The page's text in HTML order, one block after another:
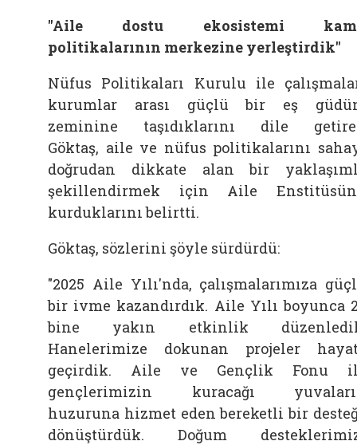
"Aile dostu ekosistemi
politikalarının merkezine yerleştirdik"
Nüfus Politikaları Kurulu ile
kurumlar arası güçlü bir eş
zeminine taşıdıklarını dile
Göktaş, aile ve nüfus politikalarını
doğrudan dikkate alan bir
şekillendirmek için
Aile
kurduklarını belirtti.
Göktaş, sözlerini şöyle sürdürdü:
"2025 Aile Yılı'nda, çalışmalarımıza
bir ivme kazandırdık. Aile Yılı boyunca
bine yakın etkinlik
Hanelerimize dokunan projeler
geçirdik.
Aile
ve Gençlik Fonu
gençlerimizin kuracağı
huzuruna hizmet eden bereketli bir
dönüştürdük. Doğum